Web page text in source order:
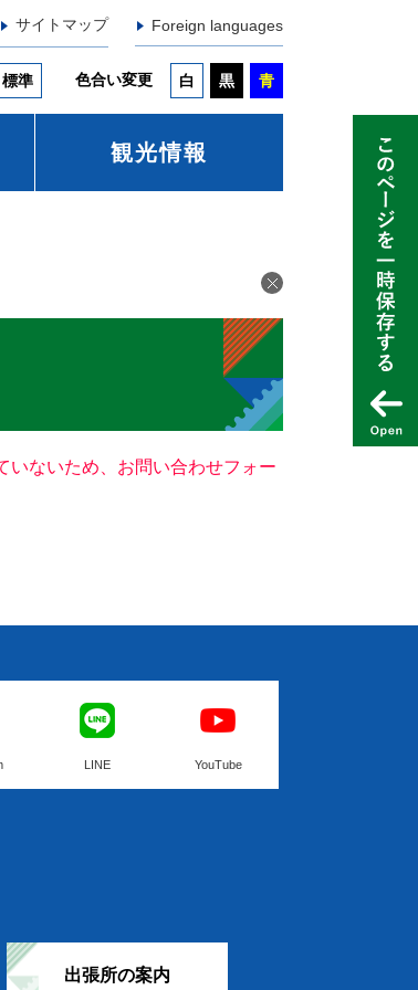
サイトマップ Foreign languages
標準 色合い変更 白 黒 青
観光情報
いないため、お問い合わせフォー
LINE YouTube
出張所の案内